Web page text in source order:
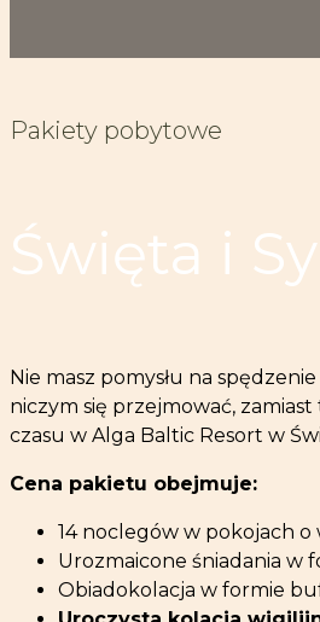
Pakiety pobytowe
Święta i
Nie masz pomysłu na
niczym się przejmować,
czasu w Alga Baltic Resort w
Cena pakietu obejmuje:
14 noclegów w pokojach
Urozmaicone śniadania w
Obiadokolacja w formie